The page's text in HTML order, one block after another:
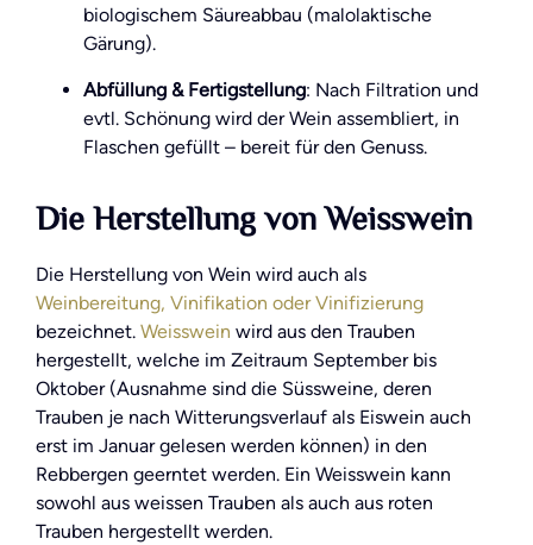
biologischem Säureabbau (malolaktische
Gärung).
Abfüllung & Fertigstellung: Nach Filtration und
evtl. Schönung wird der Wein assembliert, in
Flaschen gefüllt – bereit für den Genuss.
Die Herstellung von Weisswein
Die Herstellung von Wein wird auch als
Weinbereitung, Vinifikation oder Vinifizierung
bezeichnet. Weisswein wird aus den Trauben
hergestellt, welche im Zeitraum September bis
Oktober (Ausnahme sind die Süssweine, deren
Trauben je nach Witterungsverlauf als Eiswein auch
erst im Januar gelesen werden können) in den
Rebbergen geerntet werden. Ein Weisswein kann
sowohl aus weissen Trauben als auch aus roten
Trauben hergestellt werden.